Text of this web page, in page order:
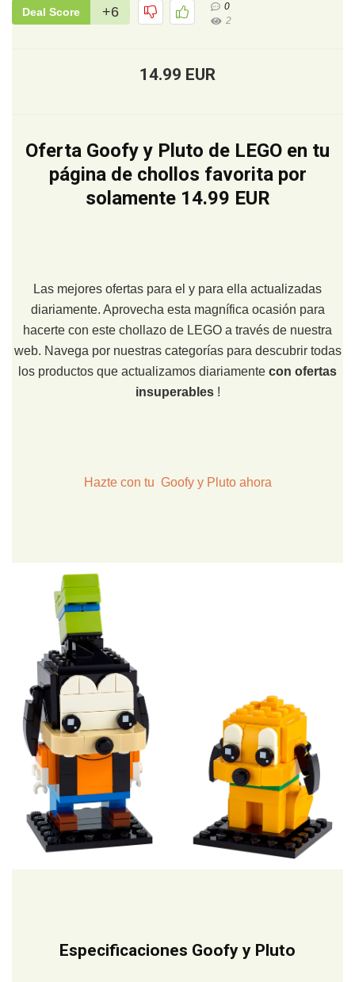
Deal Score +6
0
2
14.99 EUR
Oferta Goofy y Pluto de LEGO en tu
página de chollos favorita por
solamente 14.99 EUR
Las mejores ofertas para el y para ella actualizadas
diariamente. Aprovecha esta magnífica ocasión para
hacerte con este chollazo de LEGO a través de nuestra
web. Navega por nuestras categorías para descubrir todas
los productos que actualizamos diariamente con ofertas
insuperables!
Hazte con tu Goofy y Pluto ahora
Especificaciones Goofy y Pluto